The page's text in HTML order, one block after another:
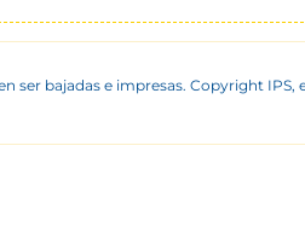
ser bajadas e impresas. Copyright IPS,